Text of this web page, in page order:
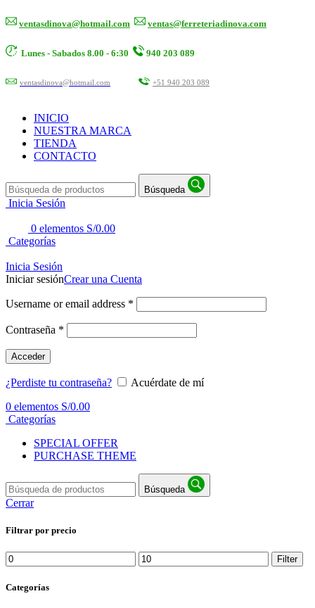
ventasdinova@hotmail.com ventas@ferreteriadinova.com
Lunes - Sabados 8.00 - 6:30 940 203 089
ventasdinova@hotmail.com +51 940 203 089
INICIO
NUESTRA MARCA
TIENDA
CONTACTO
Búsqueda
Inicia Sesión
0 elementos S/0.00
Categorías
Inicia Sesión
Iniciar sesiónCrear una Cuenta
Username or email address *
Contraseña *
Acceder
¿Perdiste tu contraseña?
Acuérdate de mí
0 elementos S/0.00
Categorías
SPECIAL OFFER
PURCHASE THEME
Búsqueda
Cerrar
Filtrar por precio
Min
price
Max
price
Filter
Categorías